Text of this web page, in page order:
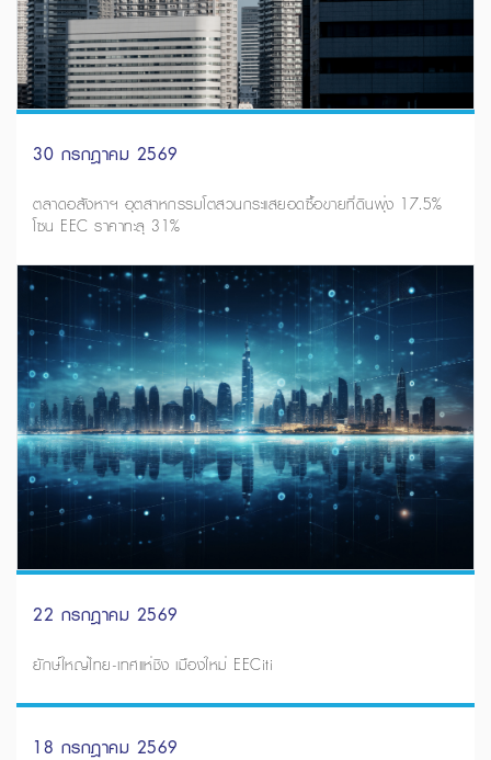
30 กรกฎาคม 2569
ตลาดอสังหาฯ อุตสาหกรรมโตสวนกระแสยอดซื้อขายที่ดินพุ่ง 17.5%
โซน EEC ราคาทะลุ 31%
22 กรกฎาคม 2569
ยักษ์ใหญ่ไทย-เทศแห่ชิง เมืองใหม่ EECiti
18 กรกฎาคม 2569